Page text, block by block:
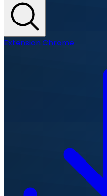
Extension Chrome